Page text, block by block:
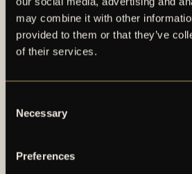
may combine it with other
provided to them or that they’ve
of their services.
Selection
Necessary
Preferences
AIK – SEDAN 1891
AIK Fotboll AB bedriver AIK
damlag. Herrlaget spelar i
spelar i OBOS Damallsvenskan.